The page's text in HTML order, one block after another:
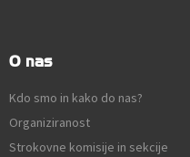
O nas
Kdo smo in kako do nas?
Organiziranost
Strokovne komisije in sekcije